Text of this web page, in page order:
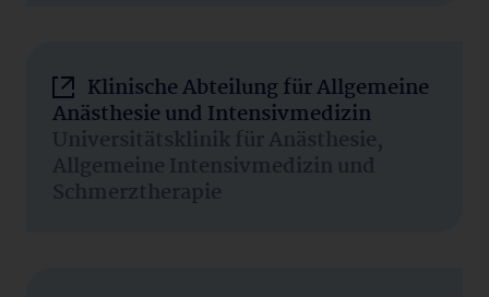
Klinische Abteilung für Allgemeine
Anästhesie und Intensivmedizin
Universitätsklinik für Anästhesie,
Allgemeine Intensivmedizin und
Schmerztherapie